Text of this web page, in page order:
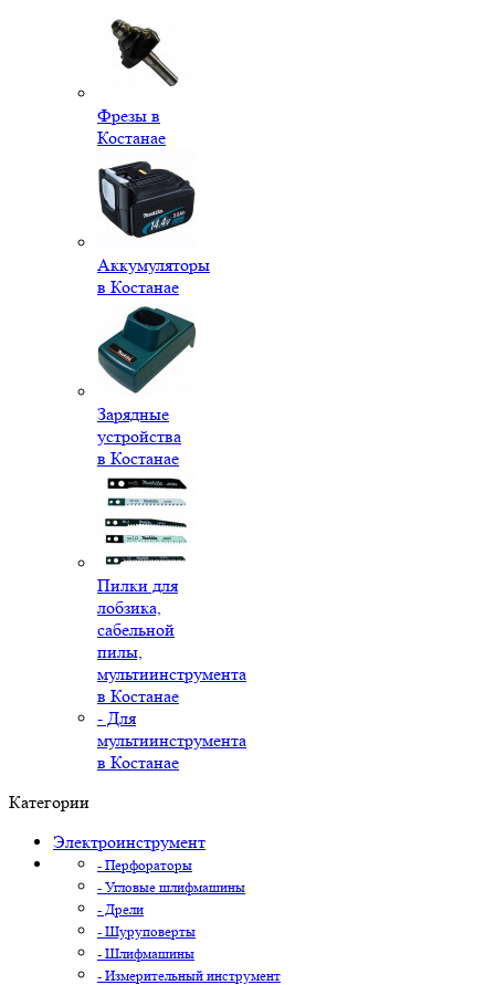
Фрезы в
Костанае
Аккумуляторы
в Костанае
Зарядные
устройства
в Костанае
Пилки для
лобзика,
сабельной
пилы,
мультиинструмента
в Костанае
- Для
мультиинструмента
в Костанае
Категории
Электроинструмент
- Перфораторы
- Угловые шлифмашины
- Дрели
- Шуруповерты
- Шлифмашины
- Измерительный инструмент